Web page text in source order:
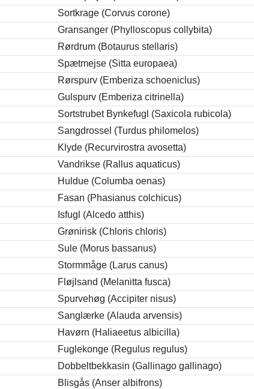
Sortkrage (Corvus corone)
Gransanger (Phylloscopus collybita)
Rørdrum (Botaurus stellaris)
Spætmejse (Sitta europaea)
Rørspurv (Emberiza schoeniclus)
Gulspurv (Emberiza citrinella)
Sortstrubet Bynkefugl (Saxicola rubicola)
Sangdrossel (Turdus philomelos)
Klyde (Recurvirostra avosetta)
Vandrikse (Rallus aquaticus)
Huldue (Columba oenas)
Fasan (Phasianus colchicus)
Isfugl (Alcedo atthis)
Grønirisk (Chloris chloris)
Sule (Morus bassanus)
Stormmåge (Larus canus)
Fløjlsand (Melanitta fusca)
Spurvehøg (Accipiter nisus)
Sanglærke (Alauda arvensis)
Havørn (Haliaeetus albicilla)
Fuglekonge (Regulus regulus)
Dobbeltbekkasin (Gallinago gallinago)
Blisgås (Anser albifrons)